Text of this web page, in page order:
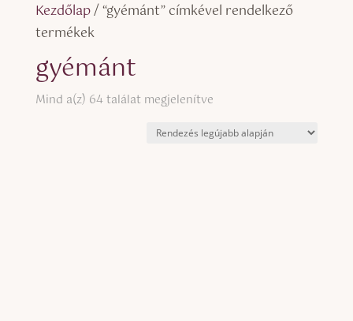
Kezdőlap/ “gyémánt” címkével rendelkező
termékek
gyémánt
Mind a(z) 64 találat megjelenítveSorted
latest